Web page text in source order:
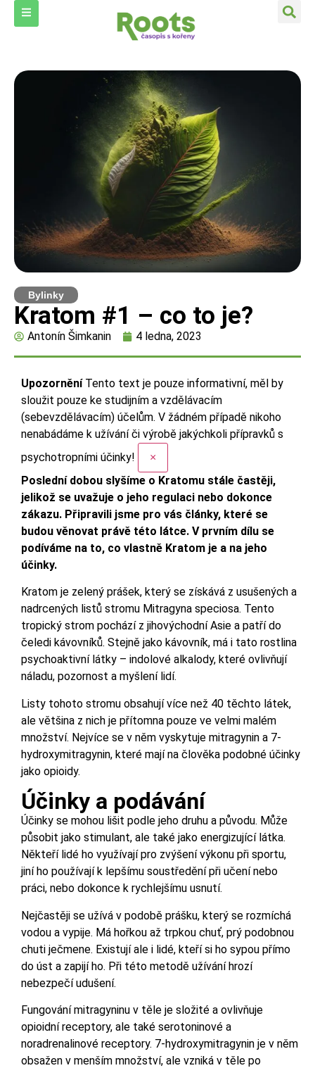
Bylinky
Kratom #1 – co to je?
Antonín Šimkanin 4 ledna, 2023
Upozornění Tento text je pouze informativní, měl by
sloužit pouze ke studijním a vzdělávacím
(sebevzdělávacím) účelům. V žádném případě nikoho
nenabádáme k užívání či výrobě jakýchkoli přípravků s
psychotropními účinky!
×
Poslední dobou slyšíme o Kratomu stále častěji,
jelikož se uvažuje o jeho regulaci nebo dokonce
zákazu. Připravili jsme pro vás články, které se
budou věnovat právě této látce. V prvním dílu se
podíváme na to, co vlastně Kratom je a na jeho
účinky.
Kratom je zelený prášek, který se získává z usušených a
nadrcených listů stromu Mitragyna speciosa. Tento
tropický strom pochází z jihovýchodní Asie a patří do
čeledi kávovníků. Stejně jako kávovník, má i tato rostlina
psychoaktivní látky – indolové alkalody, které ovlivňují
náladu, pozornost a myšlení lidí.
Listy tohoto stromu obsahují více než 40 těchto látek,
ale většina z nich je přítomna pouze ve velmi malém
množství. Nejvíce se v něm vyskytuje mitragynin a 7-
hydroxymitragynin, které mají na člověka podobné účinky
jako opioidy.
Účinky a podávání
Účinky se mohou lišit podle jeho druhu a původu. Může
působit jako stimulant, ale také jako energizující látka.
Někteří lidé ho využívají pro zvýšení výkonu při sportu,
jiní ho používají k lepšímu soustředění při učení nebo
práci, nebo dokonce k rychlejšímu usnutí.
Nejčastěji se užívá v podobě prášku, který se rozmíchá
vodou a vypije. Má hořkou až trpkou chuť, prý podobnou
chuti ječmene. Existují ale i lidé, kteří si ho sypou přímo
do úst a zapijí ho. Při této metodě užívání hrozí
nebezpečí udušení.
Fungování mitragyninu v těle je složité a ovlivňuje
opioidní receptory, ale také serotoninové a
noradrenalinové receptory. 7-hydroxymitragynin je v něm
obsažen v menším množství, ale vzniká v těle po